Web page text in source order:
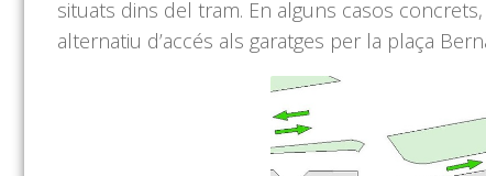
situats dins del tram. En alguns casos
alternatiu d’accés als garatges per la plaça